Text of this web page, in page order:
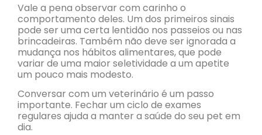
Vale a pena observar com carinho o
comportamento deles. Um dos primeiros sinais
pode ser uma certa lentidão nos passeios ou nas
brincadeiras. Também não deve ser ignorada a
mudança nos hábitos alimentares, que pode
variar de uma maior seletividade a um apetite
um pouco mais modesto.
Conversar com um veterinário é um passo
importante. Fechar um ciclo de exames
regulares ajuda a manter a saúde do seu pet em
dia.